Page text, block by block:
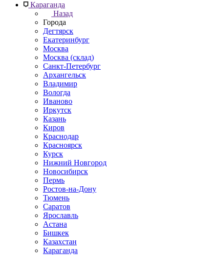
Караганда
Назад
Города
Дегтярск
Екатеринбург
Москва
Москва (склад)
Санкт-Петербург
Архангельск
Владимир
Вологда
Иваново
Иркутск
Казань
Киров
Краснодар
Красноярск
Курск
Нижний Новгород
Новосибирск
Пермь
Ростов-на-Дону
Тюмень
Саратов
Ярославль
Астана
Бишкек
Казахстан
Караганда